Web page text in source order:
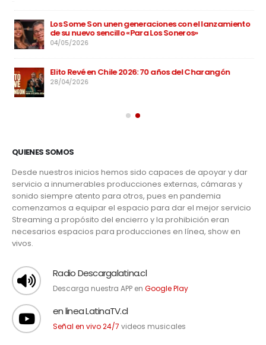
Los Some Son unen generaciones con el lanzamiento
de su nuevo sencillo «Para Los Soneros»
04/05/2026
Elito Revé en Chile 2026: 70 años del Charangón
28/04/2026
QUIENES SOMOS
Desde nuestros inicios hemos sido capaces de apoyar y dar
servicio a innumerables producciones externas, cámaras y
sonido siempre atento para otros, pues en pandemia
comenzamos a equipar el espacio para dar el mejor servicio
Streaming a propósito del encierro y la prohibición eran
necesarios espacios para producciones en línea, show en
vivos.
Radio Descargalatina.cl
Descarga nuestra APP en Google Play
en linea LatinaTV.cl
Señal en vivo 24/7 videos musicales